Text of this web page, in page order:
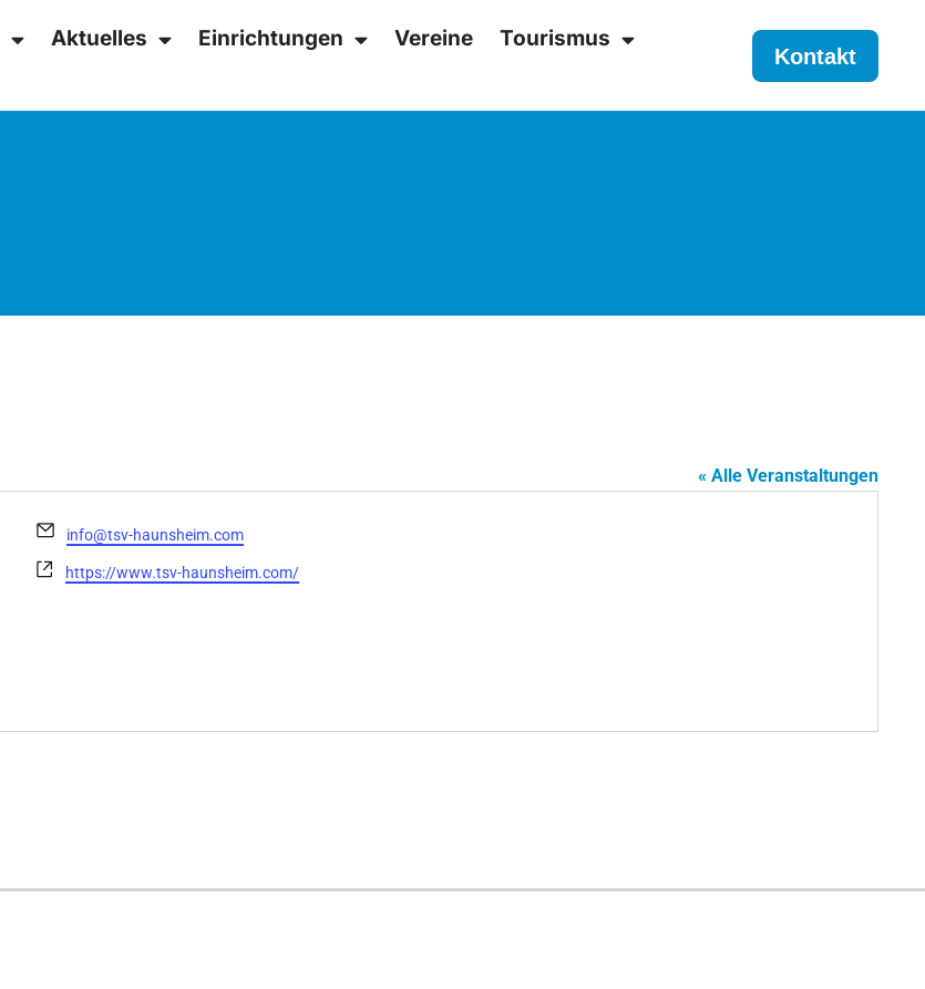
Aktuelles Einrichtungen Vereine Tourismus
Kontakt
« Alle Veranstaltungen
Email
info@tsv-haunsheim.com
Webseite
https://www.tsv-haunsheim.com/